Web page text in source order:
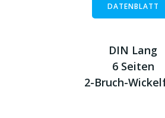
DATENBLATT
DIN Lang
6 Seiten
2-Bruch-